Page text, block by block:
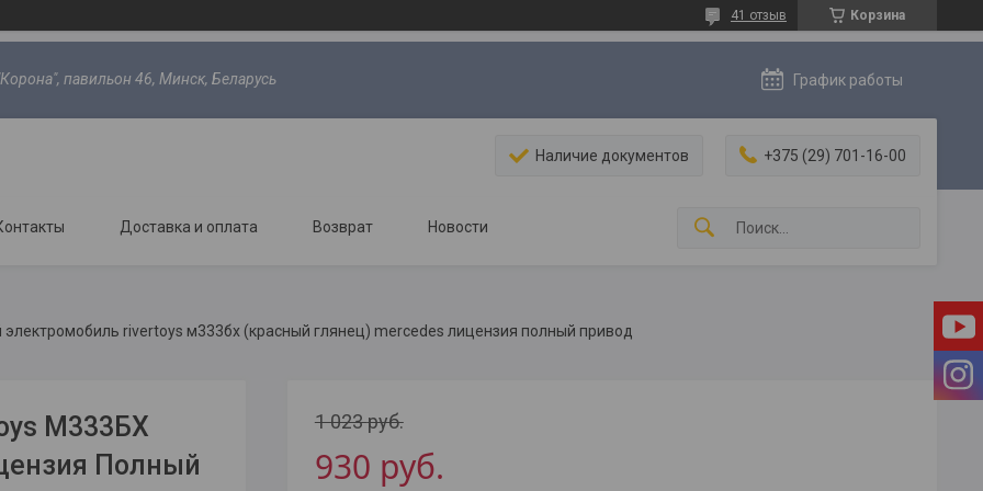
Корзина
41 отзыв
павильон 46, Минск, Беларусь График работы
Наличие документов +375 (29) 701-16-00
Доставка и оплата Возврат Новости
электромобиль rivertoys м333бх (красный глянец) mercedes лицензия полный привод
М333БХ
Полный
1 023руб.
930 руб.